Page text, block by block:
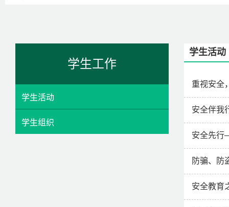
学生工作
学生活动
学生组织
学生活动
重视安全
安全伴
安全先
防骗、
安全教育